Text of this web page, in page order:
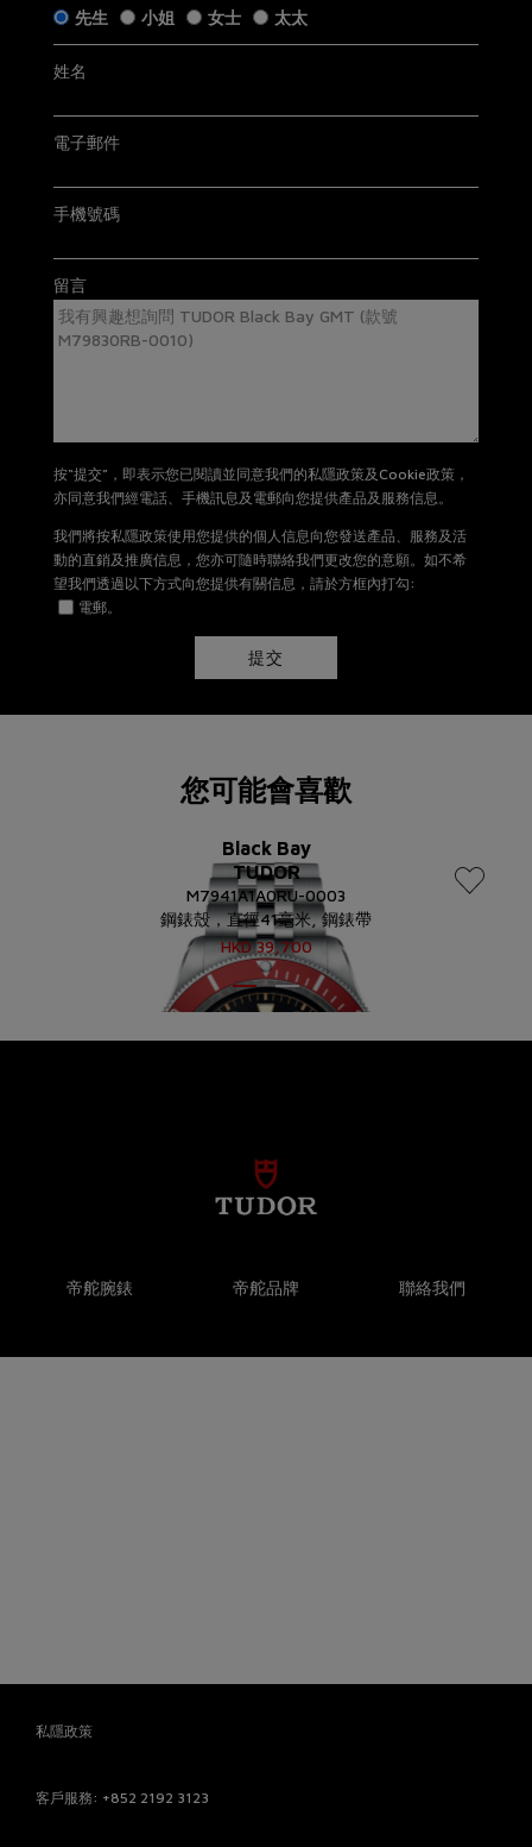
五年保用證
開立日期而定，保養內容詳情請參閱Tudor官方網站)
「原銷售狀態」是指貨品：
仍保留完好的原廠包裝及未移除的保護膜，齊備附帶的帝舵
未曾佩戴、使用或修改，仍保持銷售時的狀態；及
無任何程度損毁。
電話:+852 2192 3123
先生
小姐 女士 太太
姓名
電子郵件
手機號碼
留言
按“提交”，即表示您已閱讀並同意我們的私隱政策及Cookie政策，
亦同意我們經電話、手機訊息及電郵向您提供產品及服務信息。
我們將按私隱政策使用您提供的個人信息向您發送產品、服務及活
動的直銷及推廣信息，您亦可隨時聯絡我們更改您的意願。如不希
望我們透過以下方式向您提供有關信息，請於方框內打勾:
電郵。
提交
您可能會喜歡
Black Bay
TUDOR
M7941A1A0RU-0003
鋼錶殼，直徑41毫米, 鋼錶帶
HKD39,700
帝舵腕錶 帝舵品牌 聯絡我們
私隱政策
客戶服務: +852 2192 3123